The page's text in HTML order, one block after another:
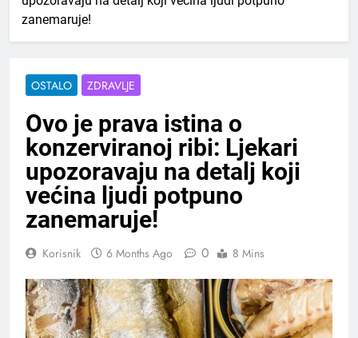
zanemaruje!
OSTALO ZDRAVLJE
Ovo je prava istina o
konzerviranoj ribi: Ljekari
upozoravaju na detalj koji
većina ljudi potpuno
zanemaruje!
Korisnik 6 Months Ago 0 8 Mins